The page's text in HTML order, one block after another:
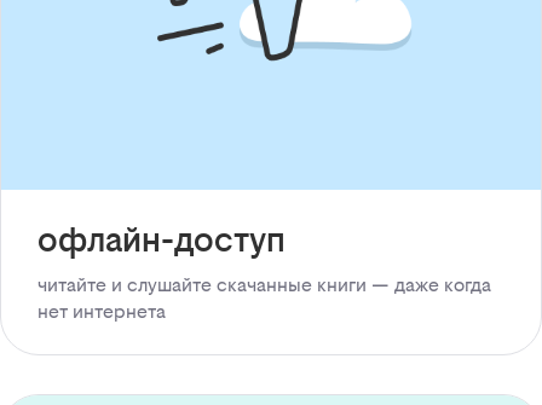
офлайн-доступ
читайте и слушайте скачанные книги — даже когда
нет интернета